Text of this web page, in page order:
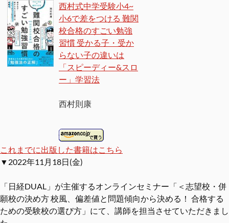
西村式中学受験小4~
小6で差をつける 難関
校合格のすごい勉強
習慣 受かる子・受か
らない子の違いは
「スピーディー&スロ
ー」学習法
西村則康
これまでに出版した書籍はこちら
▼2022年11月18日(金)
「日経DUAL」が主催するオンラインセミナー「＜志望校・併
願校の決め方 校風、偏差値と問題傾向から決める！ 合格する
ための受験校の選び方」にて、講師を担当させていただきまし